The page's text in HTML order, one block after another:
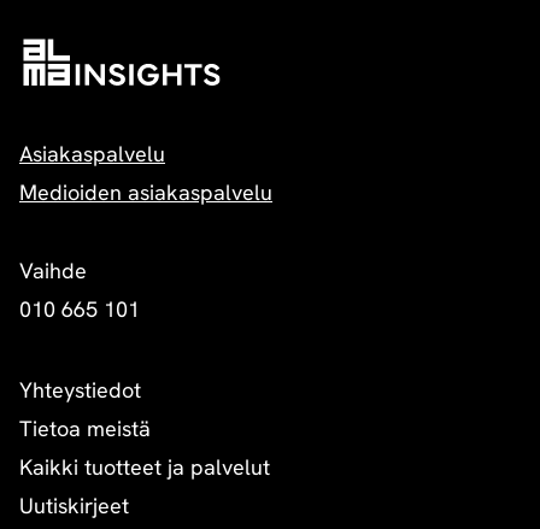
Asiakaspalvelu
Medioiden asiakaspalvelu
Vaihde
010 665 101
Yhteystiedot
Tietoa meistä
Kaikki tuotteet ja palvelut
Uutiskirjeet